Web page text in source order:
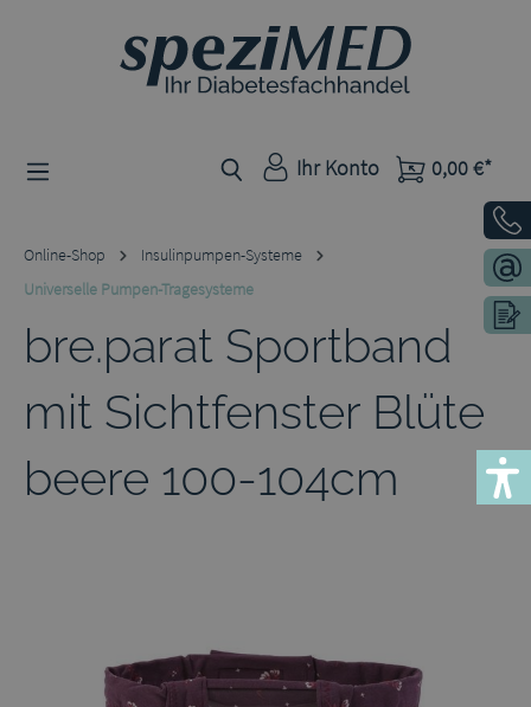
Zum Hauptinhalt springen
Ihr Konto 0,00 €*
Online-Shop
Insulinpumpen-Systeme
Universelle Pumpen-Tragesysteme
bre.parat Sportband
mit Sichtfenster Blüte
beere 100-104cm